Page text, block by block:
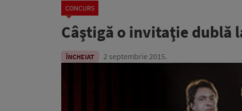
CONCURS
Câştigă o invitaţie dublă
ÎNCHEIAT 2 septembrie 2015.